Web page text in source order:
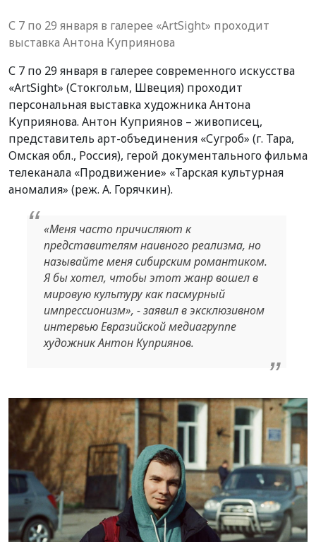
С 7 по 29 января в галерее «ArtSight» проходит
выставка Антона Куприянова
С 7 по 29 января в галерее современного искусства
«ArtSight» (Стокгольм, Швеция) проходит
персональная выставка художника Антона
Куприянова. Антон Куприянов – живописец,
представитель арт-объединения «Сугроб» (г. Тара,
Омская обл., Россия), герой документального фильма
телеканала «Продвижение» «Тарская культурная
аномалия» (реж. А. Горячкин).
«Меня часто причисляют к
представителям наивного реализма, но
называйте меня сибирским романтиком.
Я бы хотел, чтобы этот жанр вошел в
мировую культуру как пасмурный
импрессионизм», - заявил в эксклюзивном
интервью Евразийской медиагруппе
художник Антон Куприянов.